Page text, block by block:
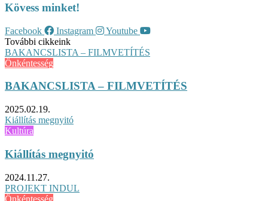
Kövess minket!
Facebook Instagram
Youtube
További cikkeink
BAKANCSLISTA – FILMVETÍTÉS
Önkéntesség
BAKANCSLISTA – FILMVETÍTÉS
2025.02.19.
Kiállítás megnyitó
Kultúra
Kiállítás megnyitó
2024.11.27.
PROJEKT INDUL
Önkéntesség